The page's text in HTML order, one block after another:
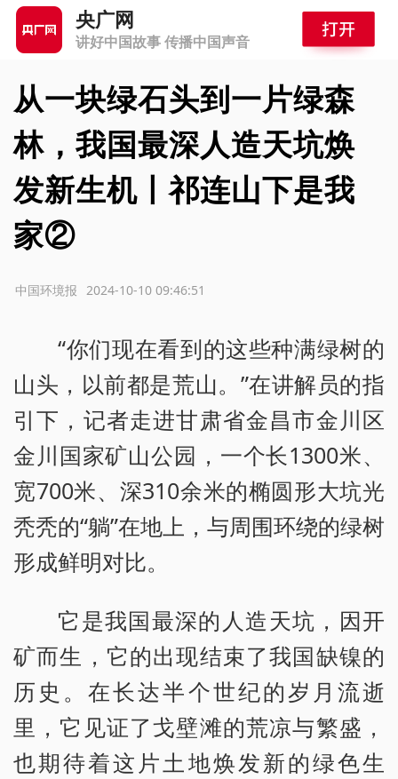
央广网
讲好中国故事 传播中国声音
从一块绿石头到一片绿森
林，我国最深人造天坑焕
发新生机丨祁连山下是我
家②
2024-10-10 09:46:51
中国环境报
“你们现在看到的这些种满绿树的
山头，以前都是荒山。”在讲解员的指
引下，记者走进甘肃省金昌市金川区
金川国家矿山公园，一个长1300米、
宽700米、深310余米的椭圆形大坑光
秃秃的“躺”在地上，与周围环绕的绿树
形成鲜明对比。
它是我国最深的人造天坑，因开
矿而生，它的出现结束了我国缺镍的
历史。在长达半个世纪的岁月流逝
里，它见证了戈壁滩的荒凉与繁盛，
也期待着这片土地焕发新的绿色生